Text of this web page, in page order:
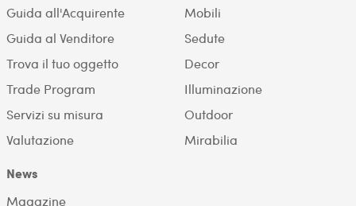
Guida all'Acquirente
Guida al Venditore
Trova il tuo oggetto
Trade Program
Servizi su misura
Valutazione
Mobili
Sedute
Decor
Illuminazione
Outdoor
Mirabilia
News
Magazine